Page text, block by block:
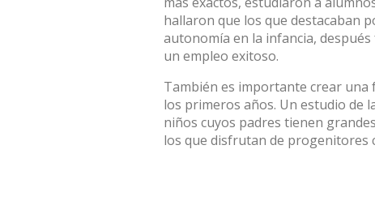
hallaron que los que destacaban
autonomía en la infancia,
un empleo exitoso.
También es importante crear
los primeros años. Un estudio de
niños cuyos padres tienen
los que disfrutan de progenitores